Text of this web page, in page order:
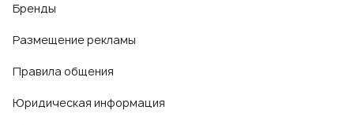
Бренды
Размещение рекламы
Правила общения
Юридическая информация